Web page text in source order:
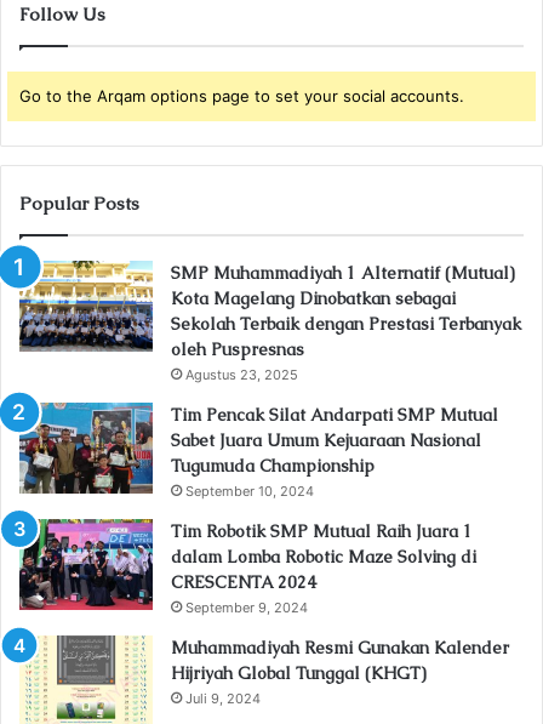
Follow Us
Go to the Arqam options page to set your social accounts.
Popular Posts
SMP Muhammadiyah 1 Alternatif (Mutual)
Kota Magelang Dinobatkan sebagai
Sekolah Terbaik dengan Prestasi Terbanyak
oleh Puspresnas
Agustus 23, 2025
Tim Pencak Silat Andarpati SMP Mutual
Sabet Juara Umum Kejuaraan Nasional
Tugumuda Championship
September 10, 2024
Tim Robotik SMP Mutual Raih Juara 1
dalam Lomba Robotic Maze Solving di
CRESCENTA 2024
September 9, 2024
Muhammadiyah Resmi Gunakan Kalender
Hijriyah Global Tunggal (KHGT)
Juli 9, 2024